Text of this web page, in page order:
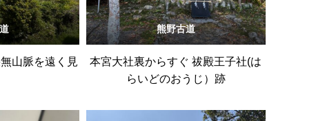
山脈を遠く見
熊野古道
本宮大社裏からすぐ 祓殿王子社(は
らいどのおうじ）跡